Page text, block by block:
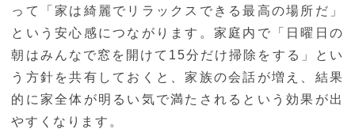
って「家は綺麗でリラックスできる最高の場所だ」
という安心感につながります。家庭内で「日曜日の
朝はみんなで窓を開けて15分だけ掃除をする」とい
う方針を共有しておくと、家族の会話が増え、結果
的に家全体が明るい気で満たされるという効果が出
やすくなります。